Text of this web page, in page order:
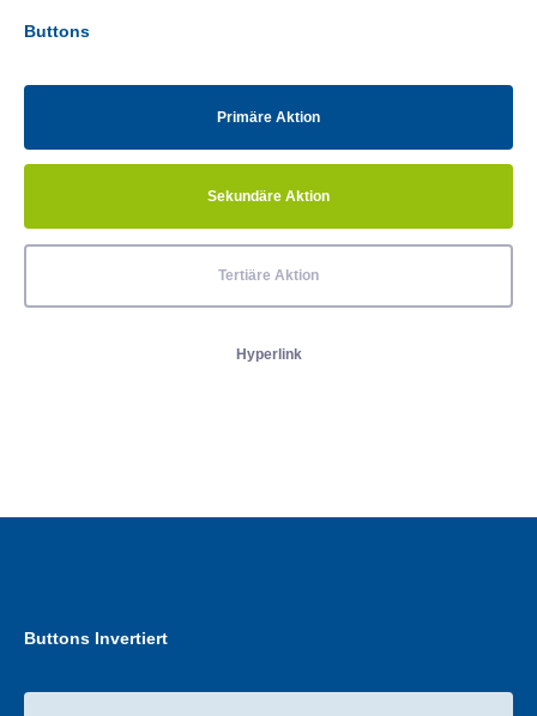
Buttons
Primäre Aktion
Sekundäre Aktion
Tertiäre Aktion
Hyperlink
Buttons Invertiert